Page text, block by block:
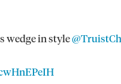
wedge in style